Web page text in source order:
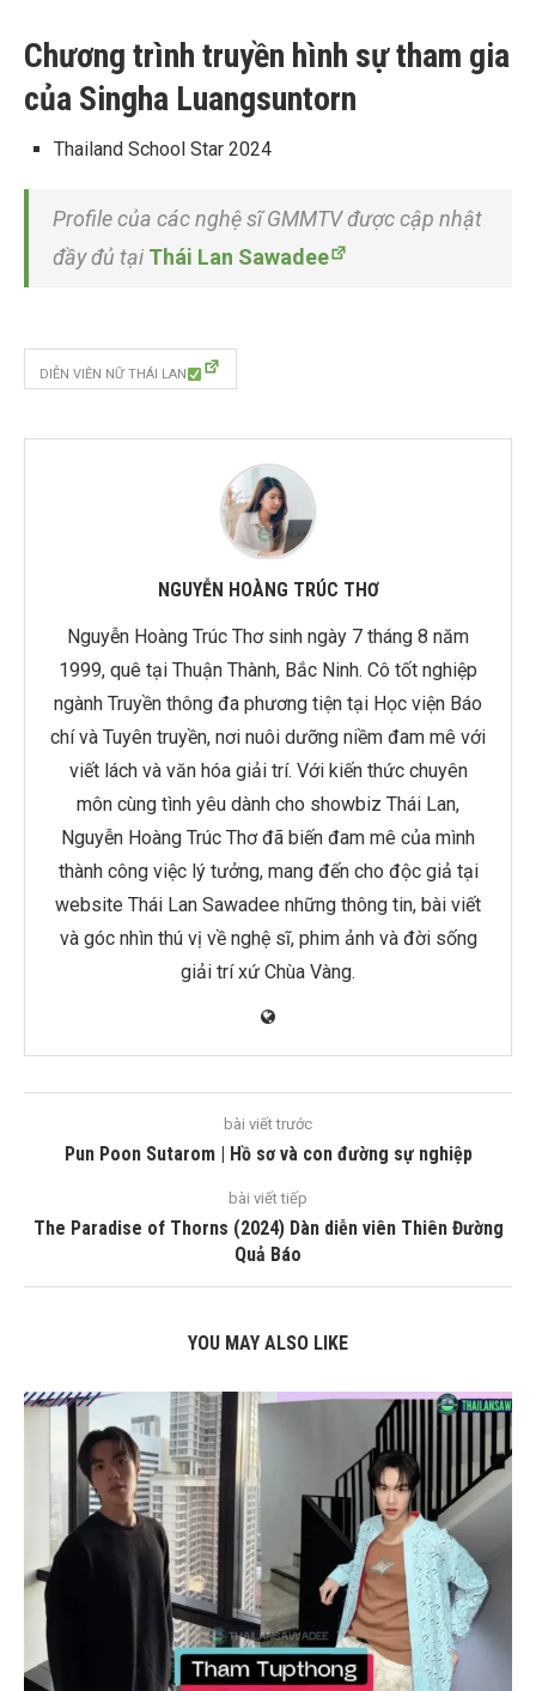
Chương trình truyền hình sự tham gia
của Singha Luangsuntorn
Thailand School Star 2024
Profile của các nghệ sĩ GMMTV được cập nhật
đầy đủ tại Thái Lan Sawadee
DIỄN VIÊN NỮ THÁI LAN
NGUYỄN HOÀNG TRÚC THƠ
Nguyễn Hoàng Trúc Thơ sinh ngày 7 tháng 8 năm
1999, quê tại Thuận Thành, Bắc Ninh. Cô tốt nghiệp
ngành Truyền thông đa phương tiện tại Học viện Báo
chí và Tuyên truyền, nơi nuôi dưỡng niềm đam mê với
viết lách và văn hóa giải trí. Với kiến thức chuyên
môn cùng tình yêu dành cho showbiz Thái Lan,
Nguyễn Hoàng Trúc Thơ đã biến đam mê của mình
thành công việc lý tưởng, mang đến cho độc giả tại
website Thái Lan Sawadee những thông tin, bài viết
và góc nhìn thú vị về nghệ sĩ, phim ảnh và đời sống
giải trí xứ Chùa Vàng.
bài viết trước
Pun Poon Sutarom | Hồ sơ và con đường sự nghiệp
bài viết tiếp
The Paradise of Thorns (2024) Dàn diễn viên Thiên Đường
Quả Báo
YOU MAY ALSO LIKE